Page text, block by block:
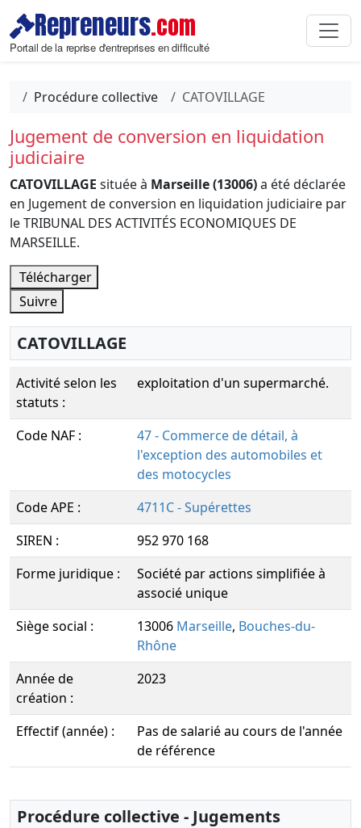
Repreneurs.com
Portail de la reprise d'entreprises en difficulté
Procédure collective CATOVILLAGE
Jugement de conversion en liquidation
judiciaire
CATOVILLAGE située à Marseille (13006)a été déclarée
en Jugement de conversion en liquidation judiciaire par
le TRIBUNAL DES ACTIVITÉS ECONOMIQUES DE
MARSEILLE.
Télécharger
Suivre
CATOVILLAGE
Activité selon les
statuts :
exploitation d'un supermarché.
Code NAF :
47 - Commerce de détail, à
l'exception des automobiles et
des motocycles
Code APE :
4711C - Supérettes
SIREN :
952 970 168
Forme juridique :
Société par actions simplifiée à
associé unique
Siège social :
13006 Marseille, Bouches-du-
Rhône
Année de
création :
2023
Effectif (année) :
Pas de salarié au cours de l'année
de référence
Procédure collective - Jugements